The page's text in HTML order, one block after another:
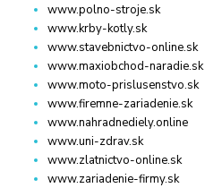
www.polno-stroje.sk
www.krby-kotly.sk
www.stavebnictvo-online.sk
www.maxiobchod-naradie.sk
www.moto-prislusenstvo.sk
www.firemne-zariadenie.sk
www.nahradnediely.online
www.uni-zdrav.sk
www.zlatnictvo-online.sk
www.zariadenie-firmy.sk